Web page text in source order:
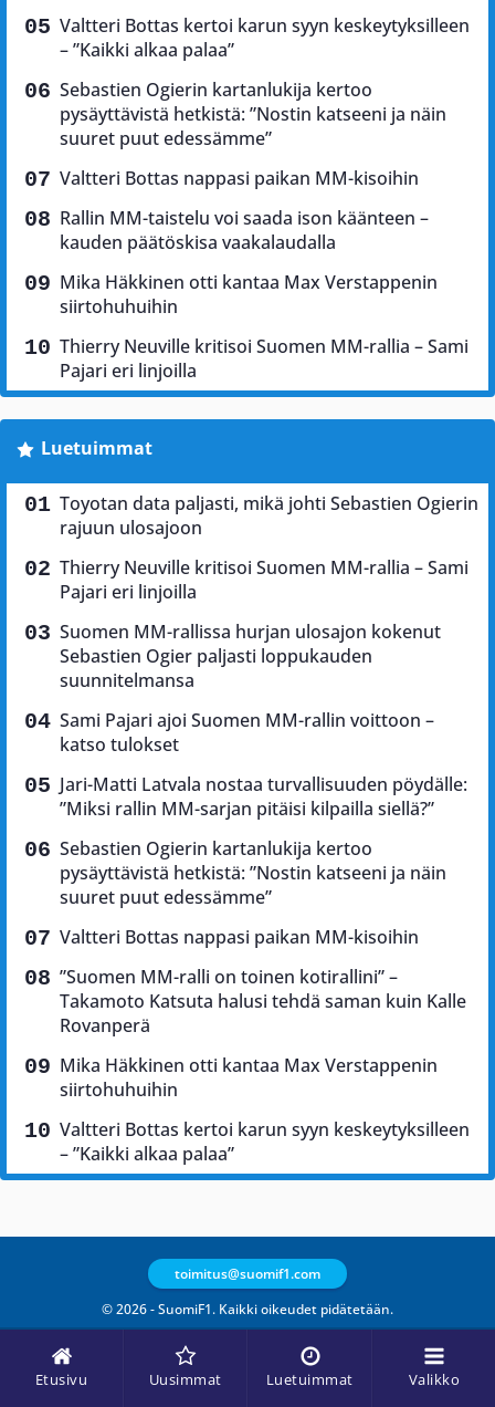
Etusivu Uusimmat Luetuimmat Valikko
Valtteri Bottas kertoi karun syyn keskeytyksilleen
– ”Kaikki alkaa palaa”
Sebastien Ogierin kartanlukija kertoo
pysäyttävistä hetkistä: ”Nostin katseeni ja näin
suuret puut edessämme”
Valtteri Bottas nappasi paikan MM-kisoihin
Rallin MM-taistelu voi saada ison käänteen –
kauden päätöskisa vaakalaudalla
Mika Häkkinen otti kantaa Max Verstappenin
siirtohuhuihin
Thierry Neuville kritisoi Suomen MM-rallia – Sami
Pajari eri linjoilla
Luetuimmat
Toyotan data paljasti, mikä johti Sebastien Ogierin
rajuun ulosajoon
Thierry Neuville kritisoi Suomen MM-rallia – Sami
Pajari eri linjoilla
Suomen MM-rallissa hurjan ulosajon kokenut
Sebastien Ogier paljasti loppukauden
suunnitelmansa
Sami Pajari ajoi Suomen MM-rallin voittoon –
katso tulokset
Jari-Matti Latvala nostaa turvallisuuden pöydälle:
”Miksi rallin MM-sarjan pitäisi kilpailla siellä?”
Sebastien Ogierin kartanlukija kertoo
pysäyttävistä hetkistä: ”Nostin katseeni ja näin
suuret puut edessämme”
Valtteri Bottas nappasi paikan MM-kisoihin
”Suomen MM-ralli on toinen kotirallini” –
Takamoto Katsuta halusi tehdä saman kuin Kalle
Rovanperä
Mika Häkkinen otti kantaa Max Verstappenin
siirtohuhuihin
Valtteri Bottas kertoi karun syyn keskeytyksilleen
– ”Kaikki alkaa palaa”
© 2026 - SuomiF1. Kaikki oikeudet pidätetään.
toimitus@suomif1.com